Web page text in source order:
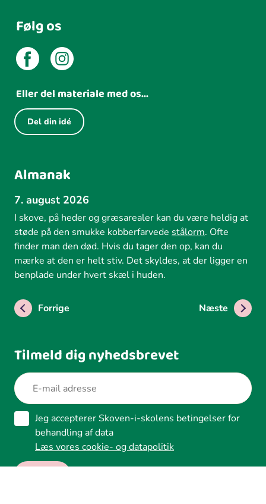
Følg os
Eller del materiale med os...
Del din idé
Almanak
7. august 2026
I skove, på heder og græsarealer kan du være heldig at
støde på den smukke kobberfarvede stålorm. Ofte
finder man den død. Hvis du tager den op, kan du
mærke at den er helt stiv. Det skyldes, at der ligger en
benplade under hvert skæl i huden.
Forrige Næste
Tilmeld dig nyhedsbrevet
Jeg accepterer Skoven-i-skolens betingelser for
behandling af data
Læs vores cookie- og datapolitik